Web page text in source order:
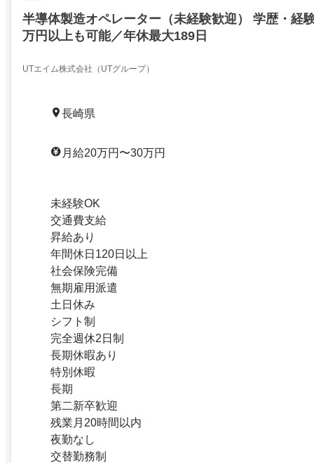
半導体製造オペレーター（未経験歓迎） 学歴・経
万円以上も可能／年休最大189日
UTエイム株式会社（UTグループ）
長崎県
月給20万円〜30万円
未経験OK
交通費支給
昇給あり
年間休日120日以上
社会保険完備
無期雇用派遣
土日休み
シフト制
完全週休2日制
長期休暇あり
特別休暇
長期
第二新卒歓迎
残業月20時間以内
夜勤なし
交替勤務制